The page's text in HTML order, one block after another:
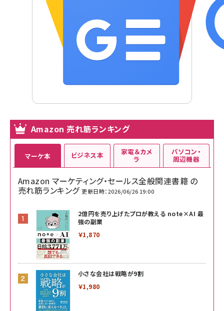
Amazon 売れ筋ランキング
マーケ本
Amazon マーケティング・セールス全般関連書籍 の
売れ筋ランキング 更新日時：2026/06/26 19:00
2億円を売り上げたプロが教える note×AI 最
強の副業
￥1,870
小さな会社は戦略が9割
￥1,980
ビジネス本 家電＆カメ
ラ
パソコン・
周辺機器